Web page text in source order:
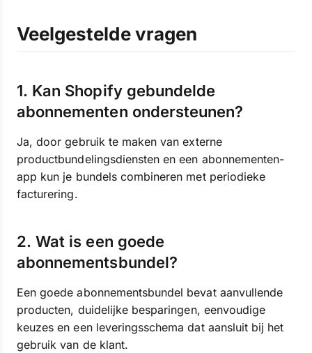
Veelgestelde vragen
1. Kan Shopify gebundelde
abonnementen ondersteunen?
Ja, door gebruik te maken van externe
productbundelingsdiensten en een abonnementen-
app kun je bundels combineren met periodieke
facturering.
2. Wat is een goede
abonnementsbundel?
Een goede abonnementsbundel bevat aanvullende
producten, duidelijke besparingen, eenvoudige
keuzes en een leveringsschema dat aansluit bij het
gebruik van de klant.